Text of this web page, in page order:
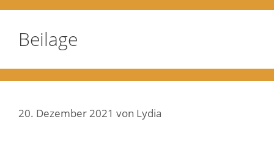
Beilage
20. Dezember 2021 von Lydia